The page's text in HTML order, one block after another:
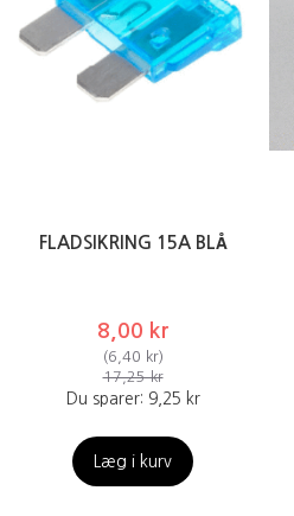
FLADSIKRING 15A BLÅ
8,00 kr
(6,40 kr)
17,25 kr
Du sparer: 9,25 kr
Læg i kurv